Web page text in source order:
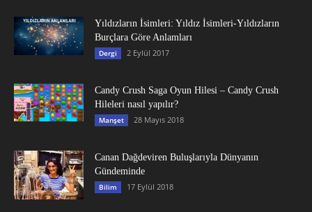
Yıldızların İsimleri: Yıldız İsimleri-Yıldızların
Burçlara Göre Anlamları
Dergi 2 Eylül 2017
Candy Crush Saga Oyun Hilesi – Candy Crush
Hileleri nasıl yapılır?
Manşet 28 Mayıs 2018
Canan Dağdeviren Buluşlarıyla Dünyanın
Gündeminde
Bilim 17 Eylül 2018